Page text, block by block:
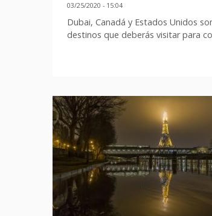
03/25/2020 - 15:04
Dubai, Canadá y Estados Unidos
destinos que deberás visitar para